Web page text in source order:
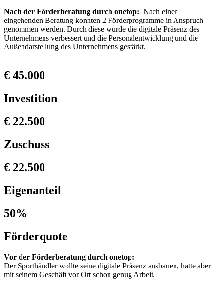
Nach der Förderberatung durch onetop: Nach einer
eingehenden Beratung konnten 2 Förderprogramme in Anspruch
genommen werden. Durch diese wurde die digitale Präsenz des
Unternehmens verbessert und die Personalentwicklung und die
Außendarstellung des Unternehmens gestärkt.
€ 45.000
Investition
€ 22.500
Zuschuss
€ 22.500
Eigenanteil
50%
Förderquote
Vor der Förderberatung durch onetop:
Der Sporthändler wollte seine digitale Präsenz ausbauen, hatte aber
mit seinem Geschäft vor Ort schon genug Arbeit.